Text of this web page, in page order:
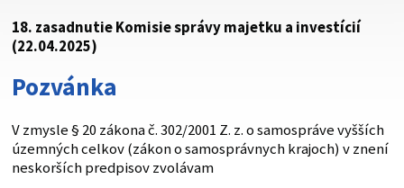
18. zasadnutie Komisie správy majetku a investícií
(22.04.2025)
Pozvánka
V zmysle § 20 zákona č. 302/2001 Z. z. o samospráve vyšších
územných celkov (zákon o samosprávnych krajoch) v znení
neskorších predpisov zvolávam